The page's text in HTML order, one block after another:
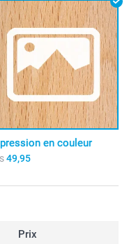
en couleur
49,95
Prix